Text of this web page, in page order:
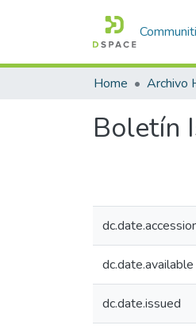
Home
Boletín
dc.date.available
dc.date.issued